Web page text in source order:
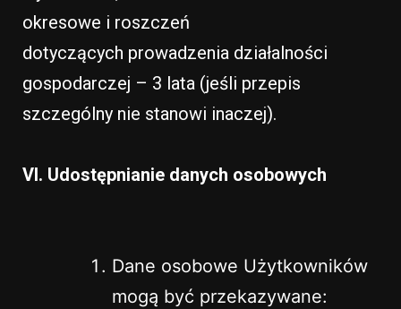
okresowe i roszczeń
dotyczących prowadzenia działalności
gospodarczej – 3 lata (jeśli przepis
szczególny nie stanowi inaczej).
VI. Udostępnianie danych osobowych
Dane osobowe Użytkowników
mogą być przekazywane: